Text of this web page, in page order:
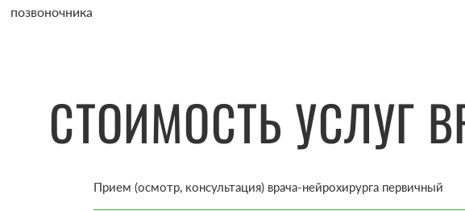
позвоночника
СТОИМОСТЬ УСЛУГ
Прием (осмотр, консультация) врача-нейрохирурга первичный